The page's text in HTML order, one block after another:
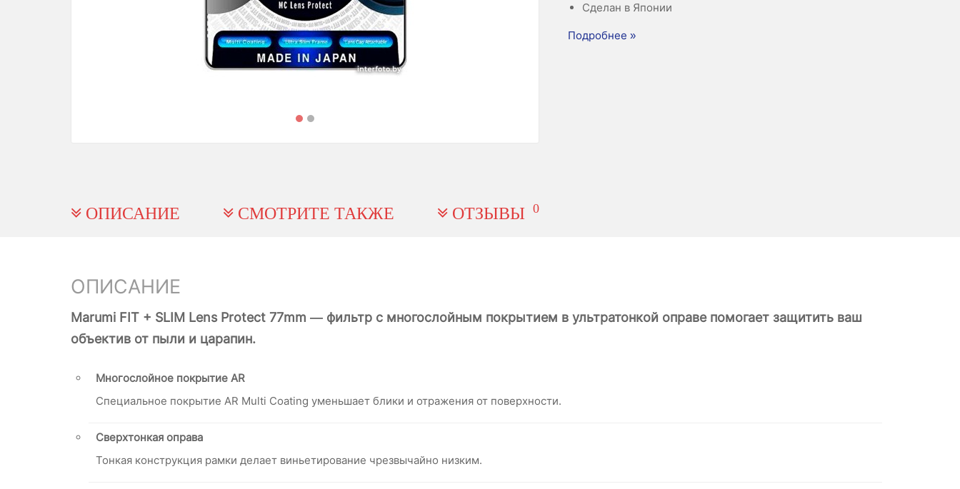
Сделан в Японии
Подробнее »
ОПИСАНИЕ СМОТРИТЕ ТАКЖЕ ОТЗЫВЫ 0
ОПИСАНИЕ
Marumi FIT + SLIM Lens Protect 77mm — фильтр с многослойным покрытием в ультратонкой оправе помогает защитить ваш
объектив от пыли и царапин.
Многослойное покрытие AR
Специальное покрытие AR Multi Coating уменьшает блики и отражения от поверхности.
Сверхтонкая оправа
Тонкая конструкция рамки делает виньетирование чрезвычайно низким.